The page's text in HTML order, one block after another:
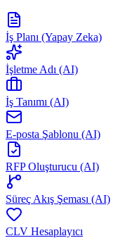
İş Planı (Yapay Zeka)
İşletme Adı (AI)
İş Tanımı (AI)
E-posta Şablonu (AI)
RFP Oluşturucu (AI)
Süreç Akış Şeması (AI)
CLV Hesaplayıcı